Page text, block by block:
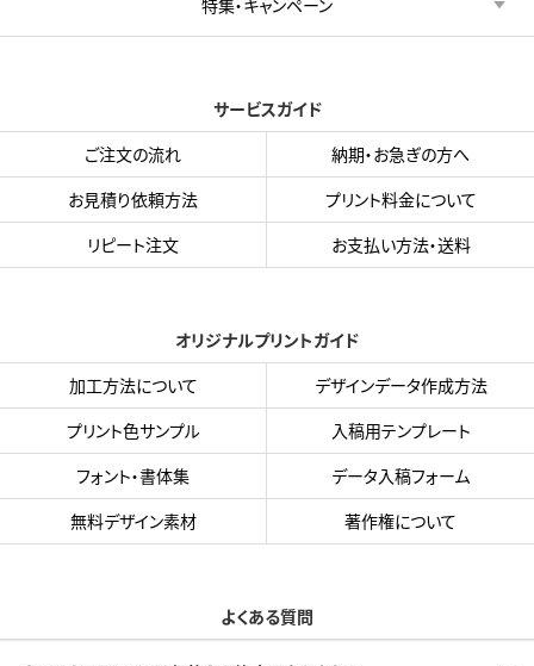
サービスガイド
ご注文の流れ
納期・お急ぎの方へ
お見積り依頼方法
プリント料金について
リピート注文
お支払い方法・送料
オリジナルプリントガイド
加工方法について
デザインデータ作成方法
プリント色サンプル
入稿用テンプレート
フォント・書体集
データ入稿フォーム
無料デザイン素材
著作権について
よくある質問